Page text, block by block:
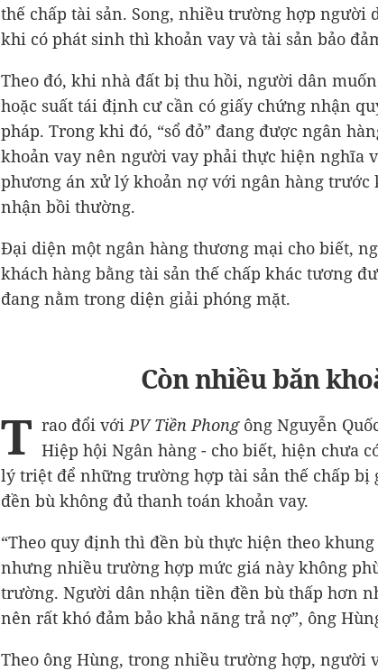
thế chấp tài sản. Song, nhiều trường hợp người
khi có phát sinh thì khoản vay và tài sản bảo
Theo đó, khi nhà đất bị thu hồi, người dân
hoặc suất tái định cư cần có giấy chứng nhận
pháp. Trong khi đó, “sổ đỏ” đang được ngân
khoản vay nên người vay phải thực hiện nghĩa
phương án xử lý khoản nợ với ngân hàng trước
nhận bồi thường.
Đại diện một ngân hàng thương mại cho biết,
khách hàng bằng tài sản thế chấp khác tương
đang nằm trong diện giải phóng mặt.
Còn nhiều băn
T rao đổi vớiPV Tiền Phong ông Nguyễn
Hiệp hội Ngân hàng - cho biết, hiện chưa
lý triệt để những trường hợp tài sản thế chấp bị
đền bù không đủ thanh toán khoản vay.
“Theo quy định thì đền bù thực hiện theo
nhưng nhiều trường hợp mức giá này không
trường. Người dân nhận tiền đền bù thấp hơn
nên rất khó đảm bảo khả năng trả nợ”, ông
Theo ông Hùng, trong nhiều trường hợp, người